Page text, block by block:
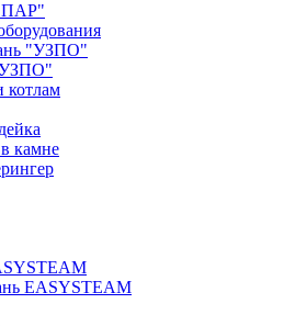
ПАР"
"УЗПО"
котлам
камне
EASYSTEAM